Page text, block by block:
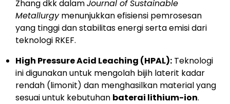
Zhang dkk dalamJournal of Sustainable
Metallurgymenunjukkan efisiensi pemrosesan
yang tinggi dan stabilitas energi serta emisi dari
teknologi RKEF.
High Pressure Acid Leaching (HPAL): Teknologi
ini digunakan untuk mengolah bijih laterit kadar
rendah (limonit) dan menghasilkan material yang
sesuai untuk kebutuhan baterai lithium-ion.